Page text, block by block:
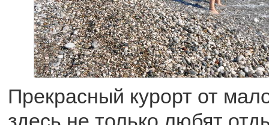
Прекрасный курорт от